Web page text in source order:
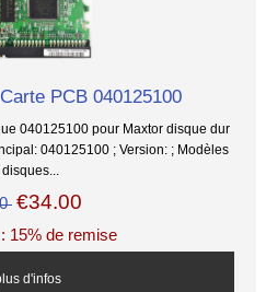
PCB 040125100
040125100 pour Maxtor disque dur
040125100 ; Version: ; Modèles
€34.00
15% de remise
d'infos